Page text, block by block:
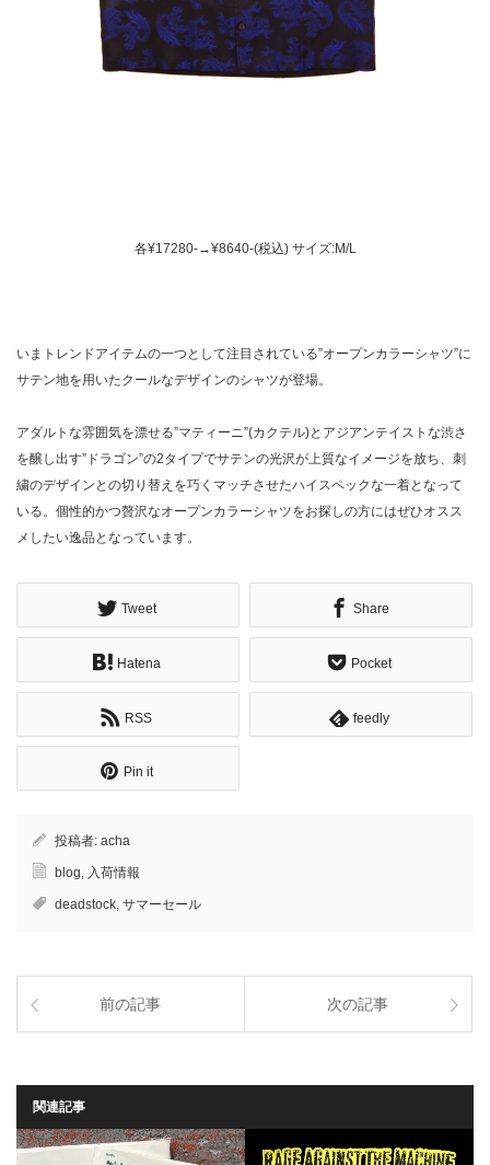
各¥17280-→¥8640-(税込) サイズ:M/L
いまトレンドアイテムの一つとして注目されている”オープンカラーシャツ”に
サテン地を用いたクールなデザインのシャツが登場。
アダルトな雰囲気を漂せる”マティーニ”(カクテル)とアジアンテイストな渋さ
を醸し出す”ドラゴン”の2タイプでサテンの光沢が上質なイメージを放ち、刺
繍のデザインとの切り替えを巧くマッチさせたハイスペックな一着となって
いる。個性的かつ贅沢なオープンカラーシャツをお探しの方にはぜひオスス
メしたい逸品となっています。
Tweet Share
Hatena Pocket
RSS feedly
Pin it
投稿者: acha
blog, 入荷情報
deadstock, サマーセール
前の記事 次の記事
関連記事